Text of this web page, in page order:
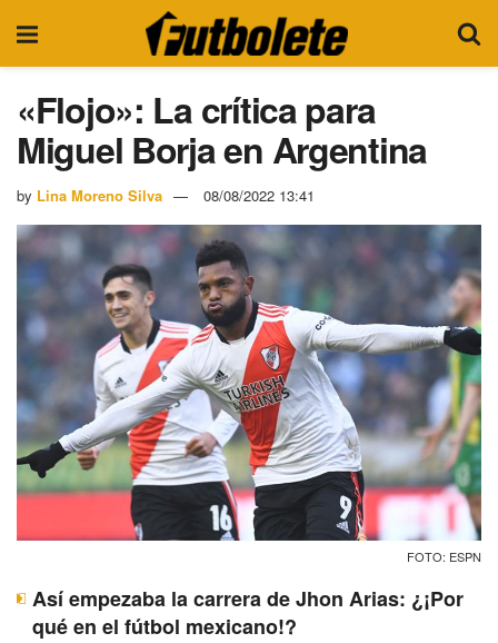
«Flojo»: La crítica para
Miguel Borja en Argentina
by Lina Moreno Silva 08/08/2022 13:41
FOTO: ESPN
Así empezaba la carrera de Jhon Arias: ¿¡Por
qué en el fútbol mexicano!?